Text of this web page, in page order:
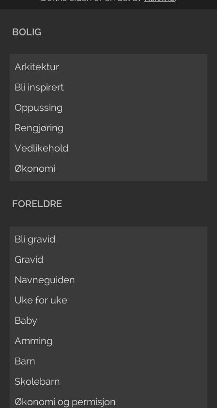
BOLIG
Arkitektur
Bli inspirert
Oppussing
Rengjøring
Vedlikehold
Økonomi
FORELDRE
Bli gravid
Gravid
Navneguiden
Uke for uke
Baby
Amming
Barn
Skolebarn
Økonomi og permisjon